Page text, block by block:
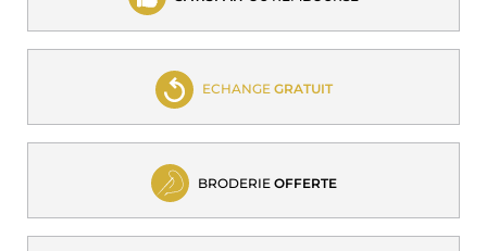
ECHANGE GRATUIT
BRODERIE OFFERTE